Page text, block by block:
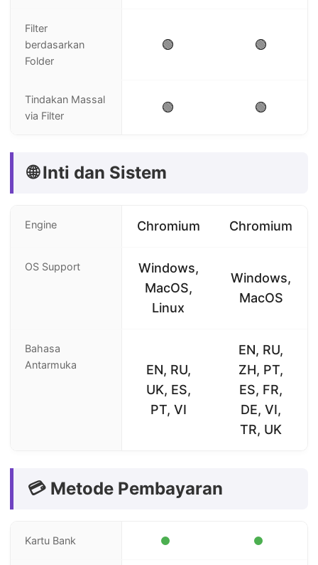
Filter
berdasarkan
Folder
🟢 🟢
Tindakan Massal
via Filter
🟢 🟢
🌐 Inti dan Sistem
Engine Chromium Chromium
OS Support
Windows,
MacOS,
Linux
Windows,
MacOS
Bahasa
Antarmuka
EN, RU,
UK, ES,
PT, VI
EN, RU,
ZH, PT,
ES, FR,
DE, VI,
TR, UK
💳 Metode Pembayaran
Kartu Bank